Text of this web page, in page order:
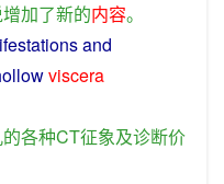
增加了新的内容。
and
viscera
的各种CT征象及诊断价